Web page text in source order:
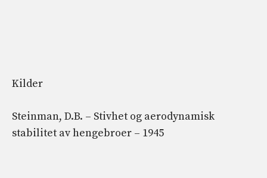
Kilder
Steinman, D.B. – Stivhet og aerodynamisk
stabilitet av hengebroer – 1945